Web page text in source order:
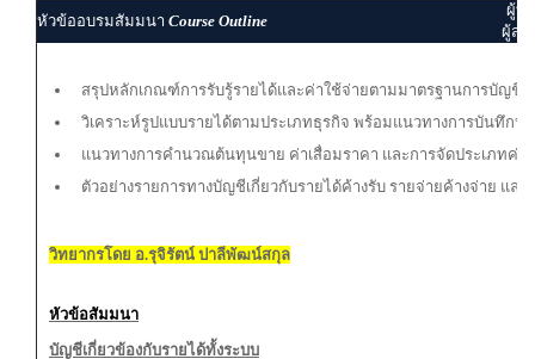
หัวข้ออบรมสัมมนา Course Outline
ผู้ท
ผู้ส
สรุปหลักเกณฑ์การรับรู้รายได้และค่าใช้จ่ายตามมาตรฐานการบัญชีแ
วิเคราะห์รูปแบบรายได้ตามประเภทธุรกิจ พร้อมแนวทางการบันทึกบั
แนวทางการคำนวณต้นทุนขาย ค่าเสื่อมราคา และการจัดประเภทค่
ตัวอย่างรายการทางบัญชีเกี่ยวกับรายได้ค้างรับ รายจ่ายค้างจ่าย แล
วิทยากรโดย อ.รุจิรัตน์ ปาลีพัฒน์สกุล
หัวข้อสัมมนา
บัญชีเกี่ยวข้องกับรายได้ทั้งระบบ